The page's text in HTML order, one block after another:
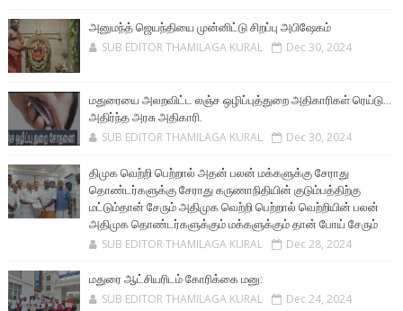
அனுமந்த் ஜெயந்தியை முன்னிட்டு சிறப்பு அபிஷேகம்
SUB EDITOR THAMILAGA KURAL Dec 30, 2024
மதுரையை அலறவிட்ட லஞ்ச ஒழிப்புத்துறை அதிகாரிகள் ரெய்டு...
அதிர்ந்த அரசு அதிகாரி.
SUB EDITOR THAMILAGA KURAL Dec 30, 2024
திமுக வெற்றி பெற்றால் அதன் பலன் மக்களுக்கு சேராது
தொண்டர்களுக்கு சேராது கருணாநிதியின் குடும்பத்திற்கு
மட்டும்தான் சேரும் அதிமுக வெற்றி பெற்றால் வெற்றியின் பலன்
அதிமுக தொண்டர்களுக்கும் மக்களுக்கும் தான் போய் சேரும்
SUB EDITOR THAMILAGA KURAL Dec 28, 2024
மதுரை ஆட்சியரிடம் கோரிக்கை மனு:
SUB EDITOR THAMILAGA KURAL Dec 24, 2024